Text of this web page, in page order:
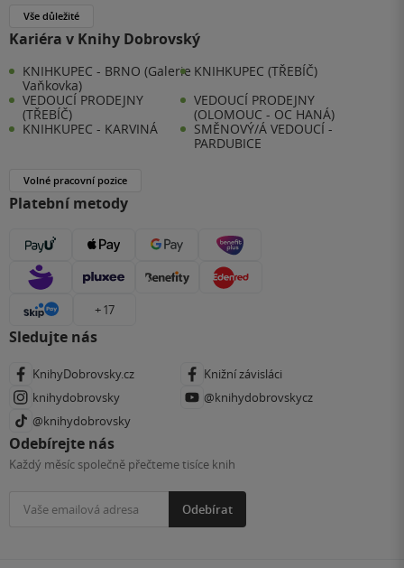
Vše důležité
Kariéra v Knihy Dobrovský
KNIHKUPEC - BRNO (Galerie
Vaňkovka)
KNIHKUPEC (TŘEBÍČ)
VEDOUCÍ PRODEJNY
(TŘEBÍČ)
VEDOUCÍ PRODEJNY
(OLOMOUC - OC HANÁ)
KNIHKUPEC - KARVINÁ
SMĚNOVÝ/Á VEDOUCÍ -
PARDUBICE
Volné pracovní pozice
Platební metody
+ 17
Sledujte nás
KnihyDobrovsky.cz
Knižní závisláci
knihydobrovsky
@knihydobrovskycz
@knihydobrovsky
Odebírejte nás
Každý měsíc společně přečteme tisíce knih
Odebírat